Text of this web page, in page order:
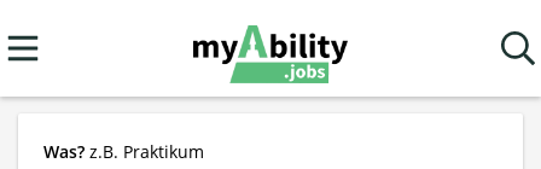
Was? z.B. Praktikum